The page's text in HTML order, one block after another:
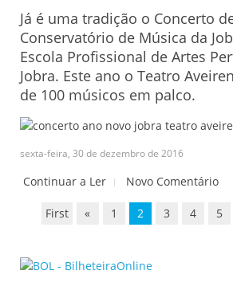
Já é uma tradição o Concerto
Conservatório de Música da
Escola Profissional de Artes
Jobra. Este ano o Teatro
de 100 músicos em palco.
sexta-feira, 30 de dezembro de 2016
Continuar a Ler Novo Comentário
First « 1 2 3 4 5